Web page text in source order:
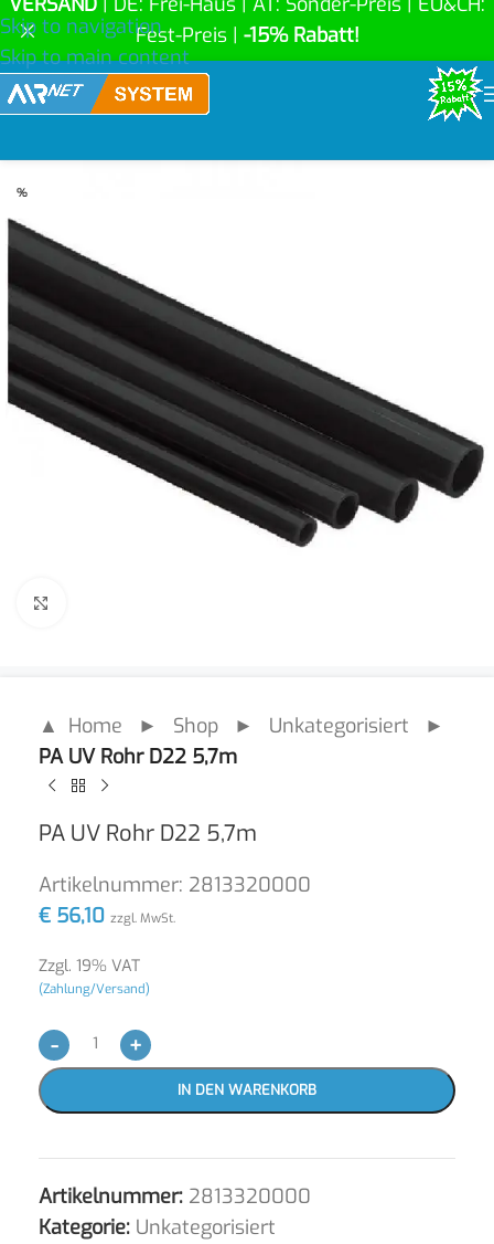
Skip to navigation
Skip to main content
Fest-Preis | -15% Rabatt!
%
▲ Home ► Shop ► Unkategorisiert ►
PA UV Rohr D22 5,7m
PA UV Rohr D22 5,7m
Artikelnummer: 2813320000
€ 56,10 zzgl. MwSt.
Zzgl. 19% VAT
(Zahlung/Versand)
- +
IN DEN WARENKORB
Artikelnummer: 2813320000
Kategorie: Unkategorisiert